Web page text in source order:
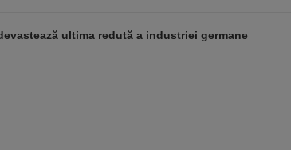
ultima redută a industriei germane